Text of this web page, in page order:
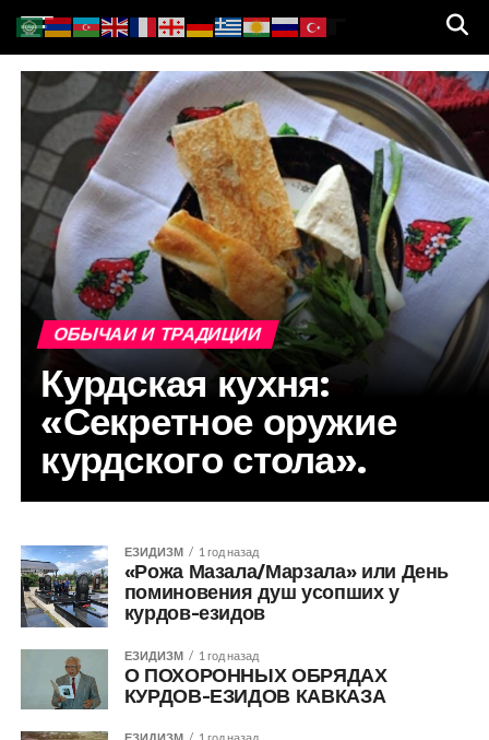
ОБЫЧАИ И ТРАДИЦИИ
Курдская кухня:
«Секретное оружие
курдского стола».
ЕЗИДИЗМ 1 год назад
«Рожа Мазала/Марзала» или День
поминовения душ усопших у
курдов-езидов
ЕЗИДИЗМ 1 год назад
О ПОХОРОННЫХ ОБРЯДАХ
КУРДОВ-ЕЗИДОВ КАВКАЗА